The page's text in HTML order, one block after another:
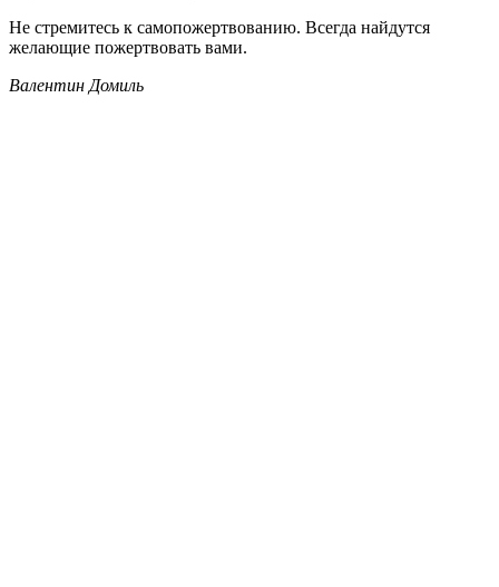
Не стремитесь к самопожертвованию. Всегда найдутся
желающие пожертвовать вами.
Валентин Домиль